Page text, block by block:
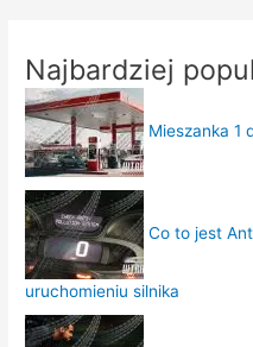
Najbardziej
Mieszanka 1
Co to jest
uruchomieniu silnika